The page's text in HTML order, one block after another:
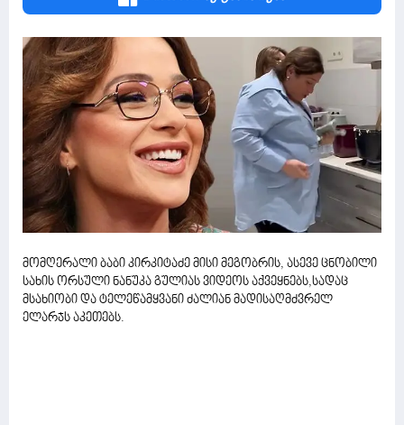
მომღერალი ბაბი კირკიტაძე მისი მეგობრის, ასევე ცნობილი
სახის ორსული ნანუკა გულიას ვიდეოს აქვეყნებს,სადაც
მსახიობი და ტელეწამყვანი ძალიან მადისაღმძვრელ
ელარჯს აკეთებს.